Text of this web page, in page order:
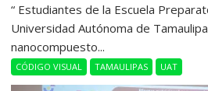
“ Estudiantes de la Escuela
Universidad Autónoma de
nanocompuesto...
CÓDIGO VISUAL TAMAULIPAS UAT